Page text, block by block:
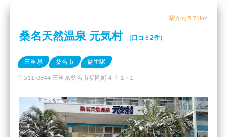
駅から5.71km
桑名天然温泉 元気村 （口コミ2件）
三重県 桑名市 益生駅
〒511-0844 三重県桑名市福岡町４７１−１